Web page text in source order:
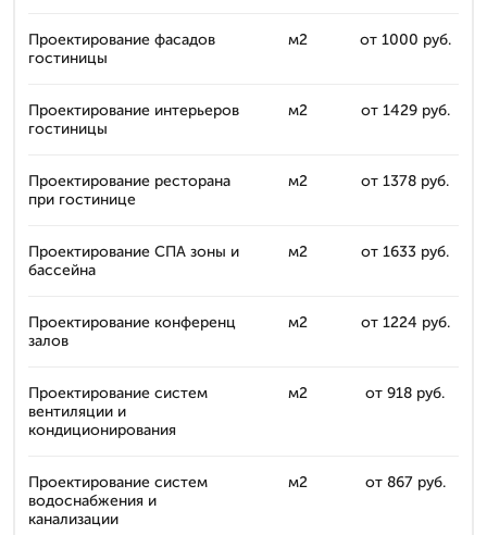
Проектирование фасадов
гостиницы
м2 от 1000 руб.
Проектирование интерьеров
гостиницы
м2 от 1429 руб.
Проектирование ресторана
при гостинице
м2 от 1378 руб.
Проектирование СПА зоны и
бассейна
м2 от 1633 руб.
Проектирование конференц
залов
м2 от 1224 руб.
Проектирование систем
вентиляции и
кондиционирования
м2 от 918 руб.
Проектирование систем
водоснабжения и
канализации
м2 от 867 руб.